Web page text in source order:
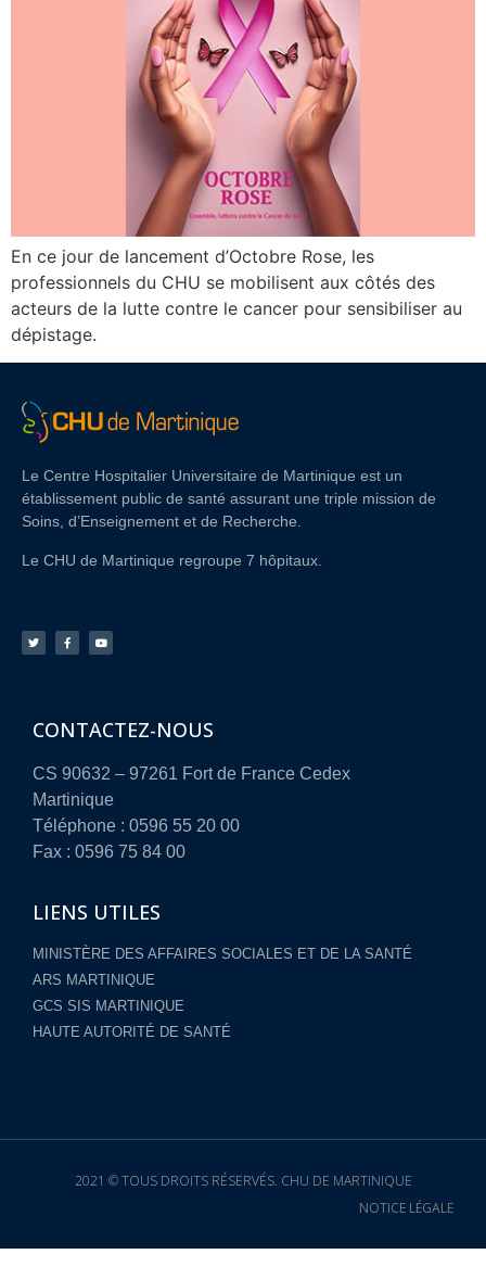
En ce jour de lancement d’Octobre Rose, les
professionnels du CHU se mobilisent aux côtés des
acteurs de la lutte contre le cancer pour sensibiliser au
dépistage.
Le Centre Hospitalier Universitaire de Martinique est un
établissement public de santé assurant une triple mission de
Soins, d’Enseignement et de Recherche.
Le CHU de Martinique regroupe 7 hôpitaux.
CONTACTEZ-NOUS
CS 90632 – 97261 Fort de France Cedex
Martinique
Téléphone : 0596 55 20 00
Fax : 0596 75 84 00
LIENS UTILES
MINISTÈRE DES AFFAIRES SOCIALES ET DE LA SANTÉ
ARS MARTINIQUE
GCS SIS MARTINIQUE
HAUTE AUTORITÉ DE SANTÉ
2021 © TOUS DROITS RÉSERVÉS. CHU DE MARTINIQUE
NOTICE LÉGALE